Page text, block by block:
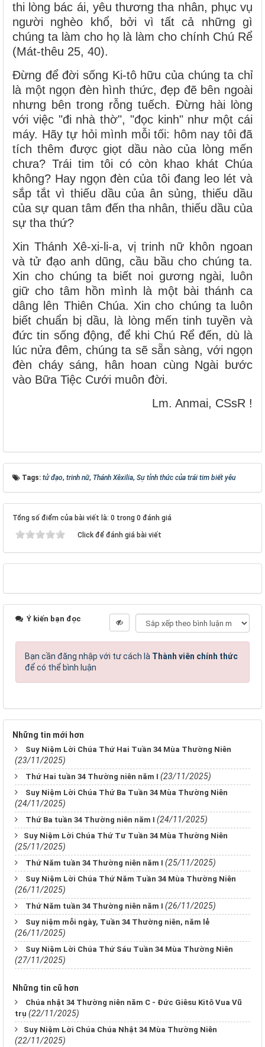
thi lòng bác ái, yêu thương tha nhân, phục vụ
người nghèo khổ, bởi vì tất cả những gì
chúng ta làm cho họ là làm cho chính Chú Rể
(Mát-thêu 25, 40).
Đừng để đời sống Ki-tô hữu của chúng ta chỉ
là một ngọn đèn hình thức, đẹp đẽ bên ngoài
nhưng bên trong rỗng tuếch. Đừng hài lòng
với việc "đi nhà thờ", "đọc kinh" như một cái
máy. Hãy tự hỏi mình mỗi tối: hôm nay tôi đã
tích thêm được giọt dầu nào của lòng mến
chưa? Trái tim tôi có còn khao khát Chúa
không? Hay ngọn đèn của tôi đang leo lét và
sắp tắt vì thiếu dầu của ân sủng, thiếu dầu
của sự quan tâm đến tha nhân, thiếu dầu của
sự tha thứ?
Xin Thánh Xê-xi-li-a, vị trinh nữ khôn ngoan
và tử đạo anh dũng, cầu bầu cho chúng ta.
Xin cho chúng ta biết noi gương ngài, luôn
giữ cho tâm hồn mình là một bài thánh ca
dâng lên Thiên Chúa. Xin cho chúng ta luôn
biết chuẩn bị dầu, là lòng mến tinh tuyền và
đức tin sống động, để khi Chú Rể đến, dù là
lúc nửa đêm, chúng ta sẽ sẵn sàng, với ngọn
đèn cháy sáng, hân hoan cùng Ngài bước
vào Bữa Tiệc Cưới muôn đời.
Lm. Anmai, CSsR !
Tags: tử đạo, trinh nữ, Thánh Xêxilia, Sự tỉnh thức của trái tim biết yêu
Tổng số điểm của bài viết là: 0 trong 0 đánh giá
Click để đánh giá bài viết
Ý kiến bạn đọc
Bạn cần đăng nhập với tư cách là Thành viên chính thức
để có thể bình luận
Những tin mới hơn
Suy Niệm Lời Chúa Thứ Hai Tuần 34 Mùa Thường Niên
(23/11/2025)
Thứ Hai tuần 34 Thường niên năm I (23/11/2025)
Suy Niệm Lời Chúa Thứ Ba Tuần 34 Mùa Thường Niên
(24/11/2025)
Thứ Ba tuần 34 Thường niên năm I (24/11/2025)
​​​​​​​Suy Niệm Lời Chúa Thứ Tư Tuần 34 Mùa Thường Niên
(25/11/2025)
Thứ Năm tuần 34 Thường niên năm I (25/11/2025)
Suy Niệm Lời Chúa Thứ Năm Tuần 34 Mùa Thường Niên
(26/11/2025)
Thứ Năm tuần 34 Thường niên năm I (26/11/2025)
Suy niệm mỗi ngày, Tuần 34 Thường niên, năm lẻ
(26/11/2025)
Suy Niệm Lời Chúa Thứ Sáu Tuần 34 Mùa Thường Niên
(27/11/2025)
Những tin cũ hơn
Chúa nhật 34 Thường niên năm C - Đức Giêsu Kitô Vua Vũ
trụ (22/11/2025)
​​​​​​​Suy Niệm Lời Chúa Chúa Nhật 34 Mùa Thường Niên
(22/11/2025)